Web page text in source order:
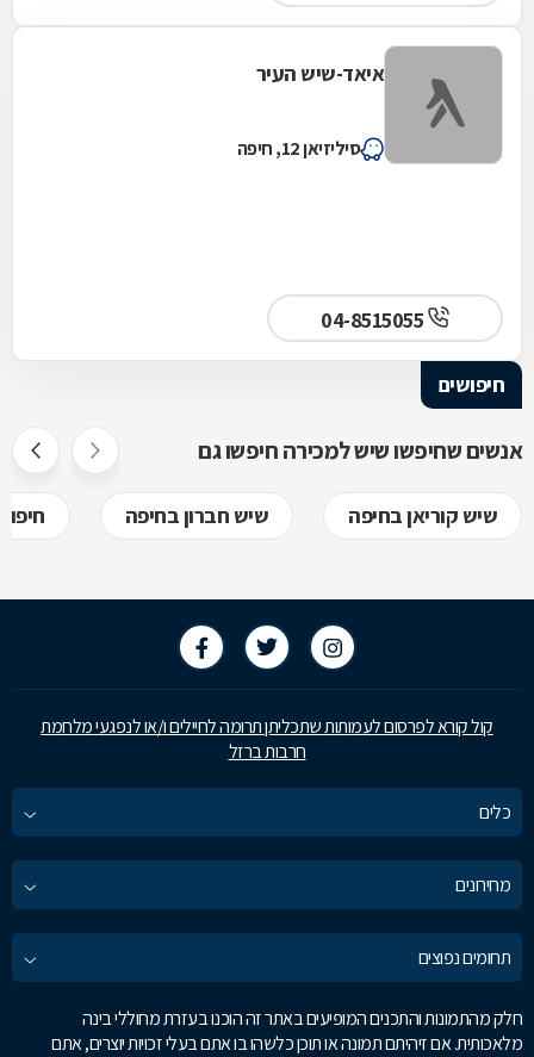
איאד-שיש העיר
סיליזיאן 12, חיפה
חיפושים
אנשים שחיפשו שיש למכירה חיפשו גם
שיש קוריאן בחיפה שיש חברון בחיפה
קול קורא לפרסום לעמותות שתכליתן תרומה לחיילים ו/או לנפגעי מלחמת
חרבות ברזל
כלים
מחירונים
תחומים נפוצים
חלק מהתמונות והתכנים המופיעים באתר זה הוכנו בעזרת מחוללי בינה
מלאכותית. אם זיהיתם תמונה או תוכן כלשהו בו אתם בעלי זכויות יוצרים, אתם